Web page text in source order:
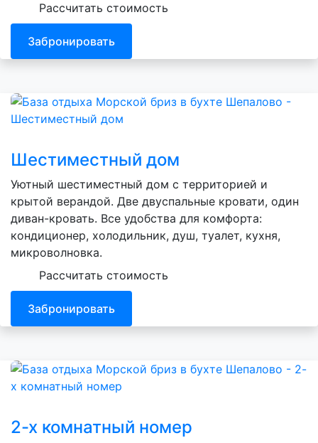
Рассчитать стоимость
Забронировать
Шестиместный дом
Уютный шестиместный дом с территорией и
крытой верандой. Две двуспальные кровати, один
диван-кровать. Все удобства для комфорта:
кондиционер, холодильник, душ, туалет, кухня,
микроволновка.
Рассчитать стоимость
Забронировать
2-х комнатный номер